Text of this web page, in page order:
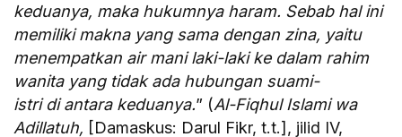
keduanya, maka hukumnya haram. Sebab hal ini
memiliki makna yang sama dengan zina, yaitu
menempatkan air mani laki-laki ke dalam rahim
wanita yang tidak ada hubungan suami-
istri di antara keduanya.” (Al-Fiqhul Islami wa
Adillatuh, [Damaskus: Darul Fikr, t.t.], jilid IV,